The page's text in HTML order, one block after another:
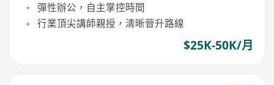
彈性辦公，自主掌控時間
行業頂尖講師親授，清晰晉升路線
$25K-50K/月